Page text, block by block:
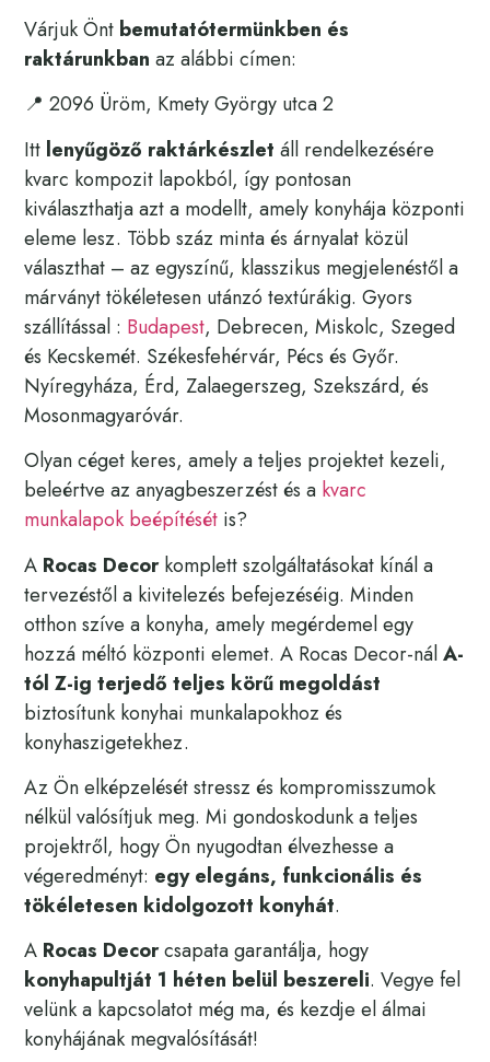
Várjuk Önt bemutatótermünkben és
raktárunkban az alábbi címen:
📍 2096 Üröm, Kmety György utca 2
Itt lenyűgöző raktárkészlet áll rendelkezésére
kvarc kompozit lapokból, így pontosan
kiválaszthatja azt a modellt, amely konyhája központi
eleme lesz. Több száz minta és árnyalat közül
választhat – az egyszínű, klasszikus megjelenéstől a
márványt tökéletesen utánzó textúrákig. Gyors
szállítással : Budapest, Debrecen, Miskolc, Szeged
és Kecskemét. Székesfehérvár, Pécs és Győr.
Nyíregyháza, Érd, Zalaegerszeg, Szekszárd, és
Mosonmagyaróvár.
Olyan céget keres, amely a teljes projektet kezeli,
beleértve az anyagbeszerzést és a kvarc
munkalapok beépítését is?
A Rocas Decorkomplett szolgáltatásokat kínál a
tervezéstől a kivitelezés befejezéséig. Minden
otthon szíve a konyha, amely megérdemel egy
hozzá méltó központi elemet. A Rocas Decor-nálA-
tól Z-ig terjedő teljes körű megoldást
biztosítunk konyhai munkalapokhoz és
konyhaszigetekhez.
Az Ön elképzelését stressz és kompromisszumok
nélkül valósítjuk meg. Mi gondoskodunk a teljes
projektről, hogy Ön nyugodtan élvezhesse a
végeredményt: egy elegáns, funkcionális és
tökéletesen kidolgozott konyhát.
A Rocas Decorcsapata garantálja, hogy
konyhapultját 1 héten belül beszereli. Vegye fel
velünk a kapcsolatot még ma, és kezdje el álmai
konyhájának megvalósítását!